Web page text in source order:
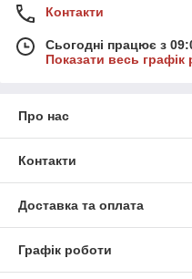
Контакти
Сьогодні працює з
Показати весь графік
Про нас
Контакти
Доставка та оплата
Графік роботи